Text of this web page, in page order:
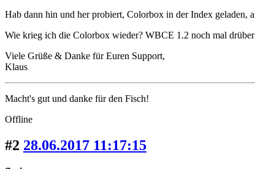
Hab dann hin und her probiert, Colorbox in der Index geladen,
Wie krieg ich die Colorbox wieder? WBCE 1.2 noch mal
Viele Grüße & Danke für Euren Support,
Klaus
Macht's gut und danke für den Fisch!
Offline
#2 28.06.2017 11:17:15